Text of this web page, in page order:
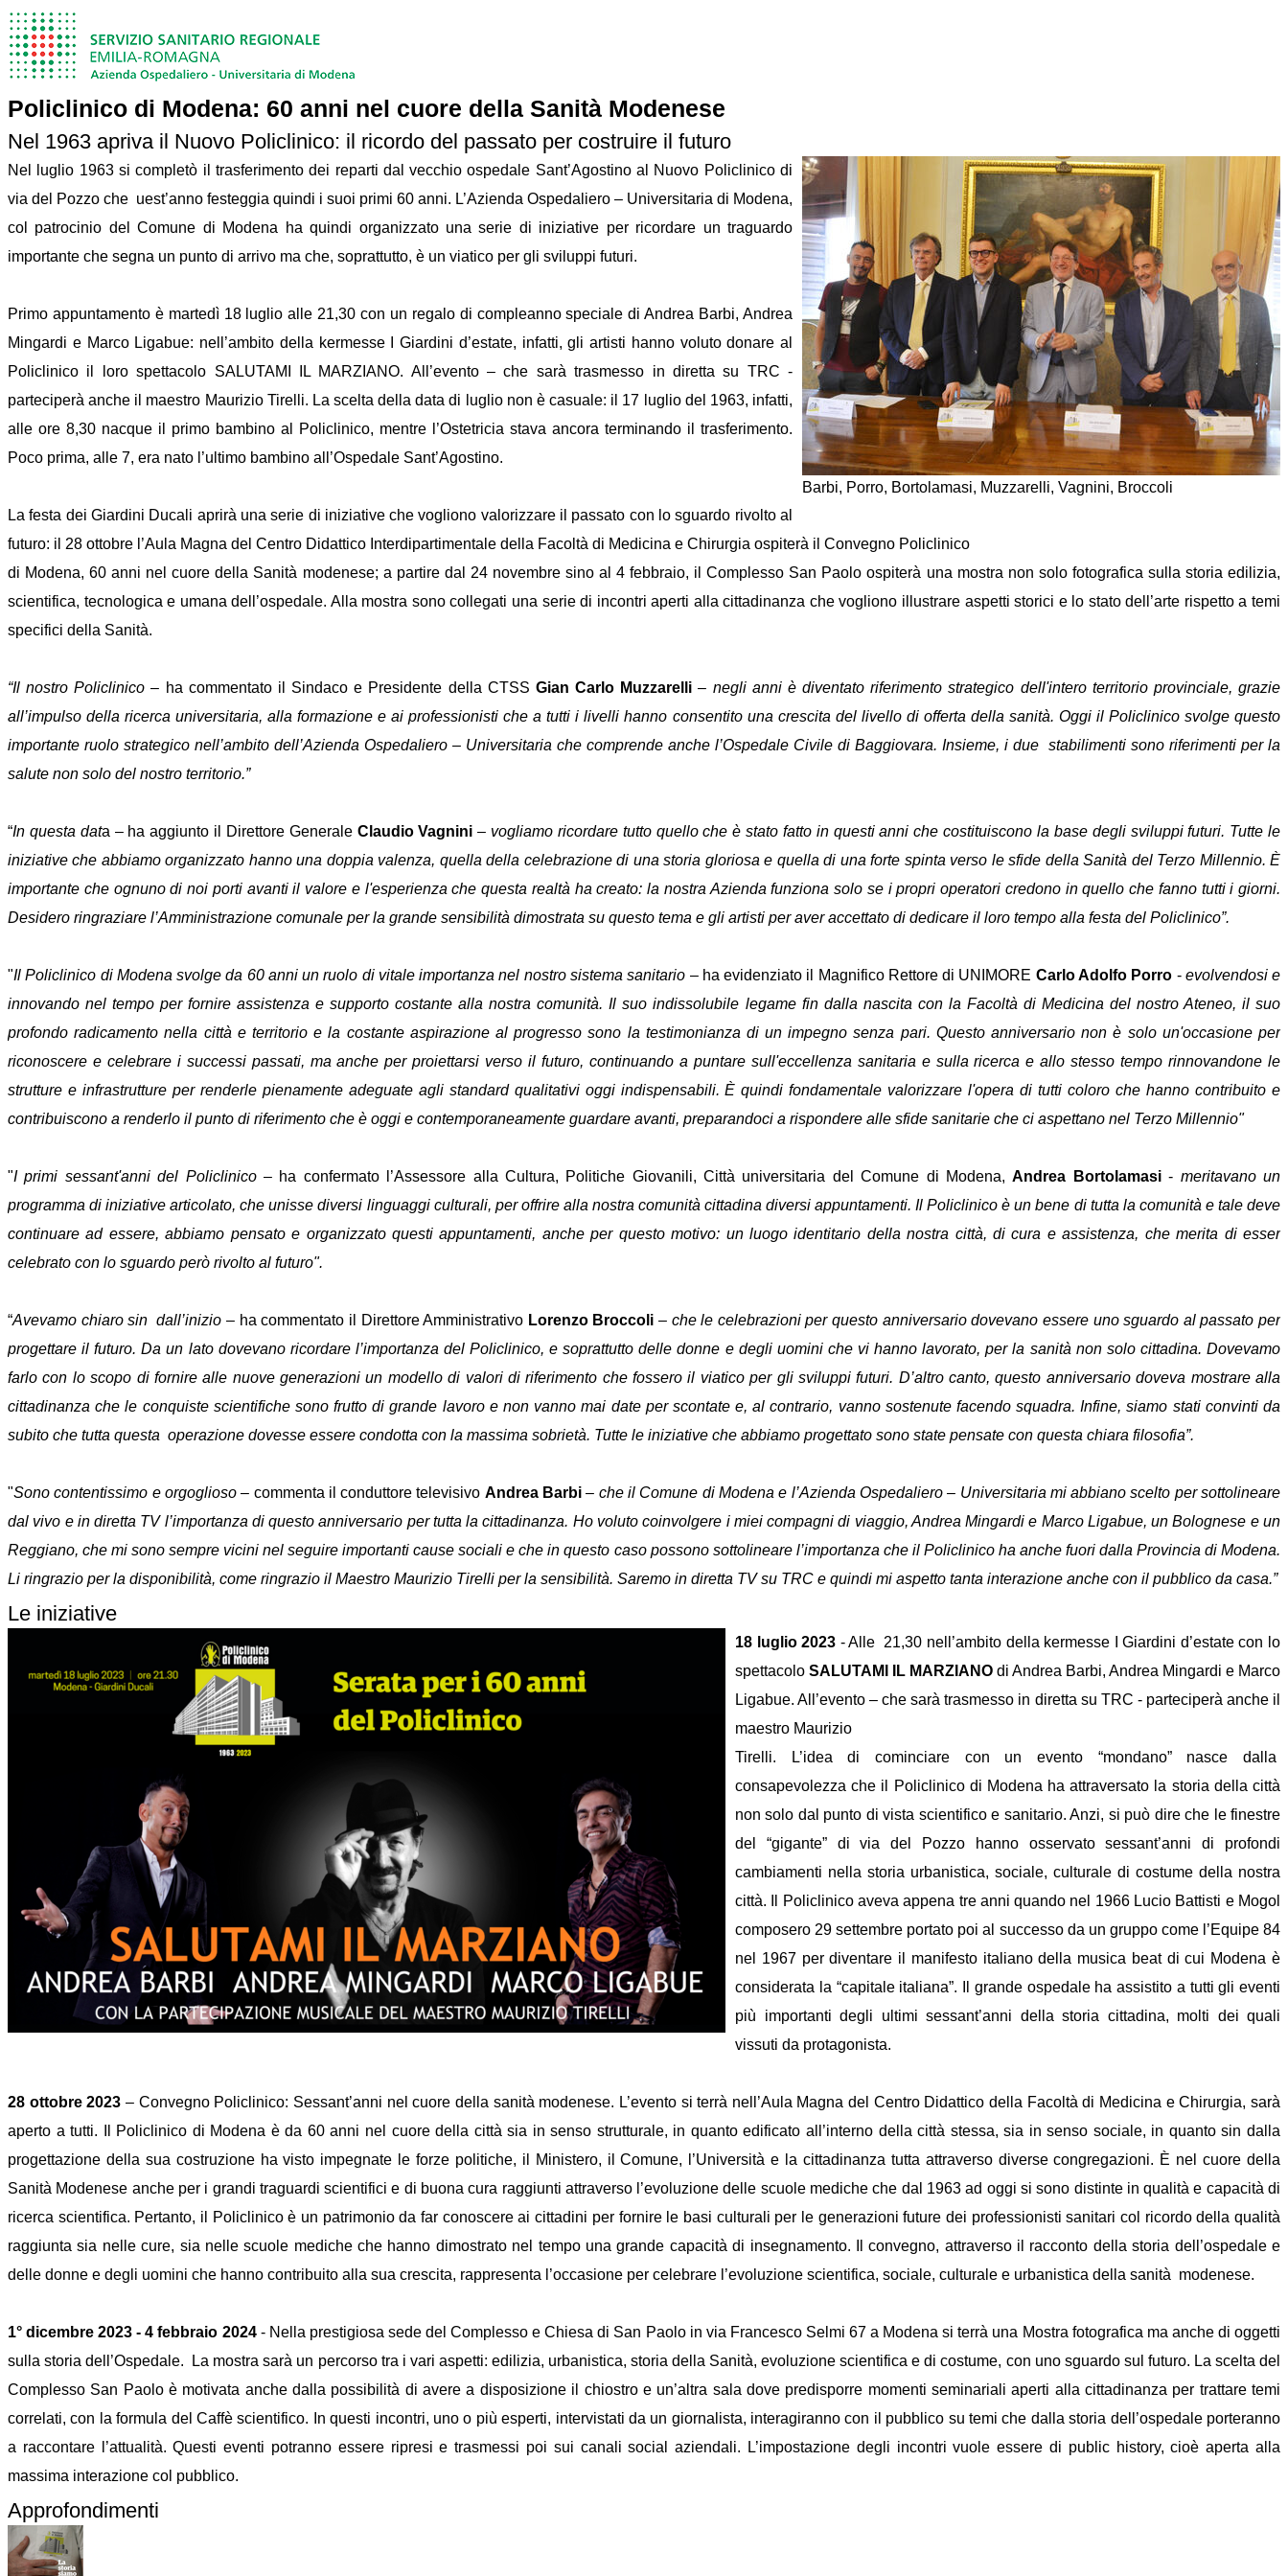
Policlinico di Modena: 60 anni nel cuore della Sanità Modenese
Nel 1963 apriva il Nuovo Policlinico: il ricordo del passato per costruire il futuro
Barbi, Porro, Bortolamasi, Muzzarelli, Vagnini, Broccoli
Nel luglio 1963 si completò il trasferimento dei reparti dal vecchio ospedale Sant’Agostino al Nuovo Policlinico di
via del Pozzo che uest’anno festeggia quindi i suoi primi 60 anni. L’Azienda Ospedaliero – Universitaria di Modena,
col patrocinio del Comune di Modena ha quindi organizzato una serie di iniziative per ricordare un traguardo
importante che segna un punto di arrivo ma che, soprattutto, è un viatico per gli sviluppi futuri.
Primo appuntamento è martedì 18 luglio alle 21,30 con un regalo di compleanno speciale di Andrea Barbi, Andrea
Mingardi e Marco Ligabue: nell’ambito della kermesse I Giardini d’estate, infatti, gli artisti hanno voluto donare al
Policlinico il loro spettacolo SALUTAMI IL MARZIANO. All’evento – che sarà trasmesso in diretta su TRC -
parteciperà anche il maestro Maurizio Tirelli. La scelta della data di luglio non è casuale: il 17 luglio del 1963, infatti,
alle ore 8,30 nacque il primo bambino al Policlinico, mentre l’Ostetricia stava ancora terminando il trasferimento.
Poco prima, alle 7, era nato l’ultimo bambino all’Ospedale Sant’Agostino.
La festa dei Giardini Ducali aprirà una serie di iniziative che vogliono valorizzare il passato con lo sguardo rivolto al
futuro: il 28 ottobre l’Aula Magna del Centro Didattico Interdipartimentale della Facoltà di Medicina e Chirurgia ospiterà il Convegno Policlinico
di Modena, 60 anni nel cuore della Sanità modenese; a partire dal 24 novembre sino al 4 febbraio, il Complesso San Paolo ospiterà una mostra non solo fotografica sulla storia edilizia,
scientifica, tecnologica e umana dell’ospedale. Alla mostra sono collegati una serie di incontri aperti alla cittadinanza che vogliono illustrare aspetti storici e lo stato dell’arte rispetto a temi
specifici della Sanità.
“Il nostro Policlinico – ha commentato il Sindaco e Presidente della CTSS Gian Carlo Muzzarelli– negli anni è diventato riferimento strategico dell'intero territorio provinciale, grazie
all’impulso della ricerca universitaria, alla formazione e ai professionisti che a tutti i livelli hanno consentito una crescita del livello di offerta della sanità. Oggi il Policlinico svolge questo
importante ruolo strategico nell’ambito dell’Azienda Ospedaliero – Universitaria che comprende anche l’Ospedale Civile di Baggiovara. Insieme, i due stabilimenti sono riferimenti per la
salute non solo del nostro territorio.”
“In questa data – ha aggiunto il Direttore Generale Claudio Vagnini – vogliamo ricordare tutto quello che è stato fatto in questi anni che costituiscono la base degli sviluppi futuri. Tutte le
iniziative che abbiamo organizzato hanno una doppia valenza, quella della celebrazione di una storia gloriosa e quella di una forte spinta verso le sfide della Sanità del Terzo Millennio. È
importante che ognuno di noi porti avanti il valore e l'esperienza che questa realtà ha creato: la nostra Azienda funziona solo se i propri operatori credono in quello che fanno tutti i giorni.
Desidero ringraziare l’Amministrazione comunale per la grande sensibilità dimostrata su questo tema e gli artisti per aver accettato di dedicare il loro tempo alla festa del Policlinico”.
"Il Policlinico di Modena svolge da 60 anni un ruolo di vitale importanza nel nostro sistema sanitario – ha evidenziato il Magnifico Rettore di UNIMORE Carlo Adolfo Porro - evolvendosi e
innovando nel tempo per fornire assistenza e supporto costante alla nostra comunità. Il suo indissolubile legame fin dalla nascita con la Facoltà di Medicina del nostro Ateneo, il suo
profondo radicamento nella città e territorio e la costante aspirazione al progresso sono la testimonianza di un impegno senza pari. Questo anniversario non è solo un'occasione per
riconoscere e celebrare i successi passati, ma anche per proiettarsi verso il futuro, continuando a puntare sull'eccellenza sanitaria e sulla ricerca e allo stesso tempo rinnovandone le
strutture e infrastrutture per renderle pienamente adeguate agli standard qualitativi oggi indispensabili. È quindi fondamentale valorizzare l'opera di tutti coloro che hanno contribuito e
contribuiscono a renderlo il punto di riferimento che è oggi e contemporaneamente guardare avanti, preparandoci a rispondere alle sfide sanitarie che ci aspettano nel Terzo Millennio"
"I primi sessant'anni del Policlinico– ha confermato l’Assessore alla Cultura, Politiche Giovanili, Città universitaria del Comune di Modena,Andrea Bortolamasi- meritavano un
programma di iniziative articolato, che unisse diversi linguaggi culturali, per offrire alla nostra comunità cittadina diversi appuntamenti. Il Policlinico è un bene di tutta la comunità e tale deve
continuare ad essere, abbiamo pensato e organizzato questi appuntamenti, anche per questo motivo: un luogo identitario della nostra città, di cura e assistenza, che merita di esser
celebrato con lo sguardo però rivolto al futuro".
“Avevamo chiaro sin dall’inizio– ha commentato il Direttore Amministrativo Lorenzo Broccoli– che le celebrazioni per questo anniversario dovevano essere uno sguardo al passato per
progettare il futuro. Da un lato dovevano ricordare l’importanza del Policlinico, e soprattutto delle donne e degli uomini che vi hanno lavorato, per la sanità non solo cittadina. Dovevamo
farlo con lo scopo di fornire alle nuove generazioni un modello di valori di riferimento che fossero il viatico per gli sviluppi futuri. D’altro canto, questo anniversario doveva mostrare alla
cittadinanza che le conquiste scientifiche sono frutto di grande lavoro e non vanno mai date per scontate e, al contrario, vanno sostenute facendo squadra. Infine, siamo stati convinti da
subito che tutta questa operazione dovesse essere condotta con la massima sobrietà. Tutte le iniziative che abbiamo progettato sono state pensate con questa chiara filosofia”.
"Sono contentissimo e orgoglioso– commenta il conduttore televisivo Andrea Barbi– che il Comune di Modena e l’Azienda Ospedaliero – Universitaria mi abbiano scelto per sottolineare
dal vivo e in diretta TV l’importanza di questo anniversario per tutta la cittadinanza. Ho voluto coinvolgere i miei compagni di viaggio, Andrea Mingardi e Marco Ligabue, un Bolognese e un
Reggiano, che mi sono sempre vicini nel seguire importanti cause sociali e che in questo caso possono sottolineare l’importanza che il Policlinico ha anche fuori dalla Provincia di Modena.
Li ringrazio per la disponibilità, come ringrazio il Maestro Maurizio Tirelli per la sensibilità. Saremo in diretta TV su TRC e quindi mi aspetto tanta interazione anche con il pubblico da casa.”
Le iniziative
18 luglio 2023 - Alle 21,30 nell’ambito della kermesse I Giardini d’estate con lo
spettacolo SALUTAMI IL MARZIANO di Andrea Barbi, Andrea Mingardi e Marco
Ligabue. All’evento – che sarà trasmesso in diretta su TRC - parteciperà anche il
maestro Maurizio
Tirelli. L’idea di cominciare con un evento “mondano” nasce dalla
consapevolezza che il Policlinico di Modena ha attraversato la storia della città
non solo dal punto di vista scientifico e sanitario. Anzi, si può dire che le finestre
del “gigante” di via del Pozzo hanno osservato sessant’anni di profondi
cambiamenti nella storia urbanistica, sociale, culturale di costume della nostra
città. Il Policlinico aveva appena tre anni quando nel 1966 Lucio Battisti e Mogol
composero 29 settembre portato poi al successo da un gruppo come l’Equipe 84
nel 1967 per diventare il manifesto italiano della musica beat di cui Modena è
considerata la “capitale italiana”. Il grande ospedale ha assistito a tutti gli eventi
più importanti degli ultimi sessant’anni della storia cittadina, molti dei quali
vissuti da protagonista.
28 ottobre 2023 – Convegno Policlinico: Sessant’anni nel cuore della sanità modenese. L’evento si terrà nell’Aula Magna del Centro Didattico della Facoltà di Medicina e Chirurgia, sarà
aperto a tutti. Il Policlinico di Modena è da 60 anni nel cuore della città sia in senso strutturale, in quanto edificato all’interno della città stessa, sia in senso sociale, in quanto sin dalla
progettazione della sua costruzione ha visto impegnate le forze politiche, il Ministero, il Comune, l’Università e la cittadinanza tutta attraverso diverse congregazioni. È nel cuore della
Sanità Modenese anche per i grandi traguardi scientifici e di buona cura raggiunti attraverso l’evoluzione delle scuole mediche che dal 1963 ad oggi si sono distinte in qualità e capacità di
ricerca scientifica. Pertanto, il Policlinico è un patrimonio da far conoscere ai cittadini per fornire le basi culturali per le generazioni future dei professionisti sanitari col ricordo della qualità
raggiunta sia nelle cure, sia nelle scuole mediche che hanno dimostrato nel tempo una grande capacità di insegnamento. Il convegno, attraverso il racconto della storia dell’ospedale e
delle donne e degli uomini che hanno contribuito alla sua crescita, rappresenta l’occasione per celebrare l’evoluzione scientifica, sociale, culturale e urbanistica della sanità modenese.
1° dicembre 2023 - 4 febbraio 2024- Nella prestigiosa sede del Complesso e Chiesa di San Paolo in via Francesco Selmi 67 a Modena si terrà una Mostra fotografica ma anche di oggetti
sulla storia dell’Ospedale. La mostra sarà un percorso tra i vari aspetti: edilizia, urbanistica, storia della Sanità, evoluzione scientifica e di costume, con uno sguardo sul futuro. La scelta del
Complesso San Paolo è motivata anche dalla possibilità di avere a disposizione il chiostro e un’altra sala dove predisporre momenti seminariali aperti alla cittadinanza per trattare temi
correlati, con la formula del Caffè scientifico. In questi incontri, uno o più esperti, intervistati da un giornalista, interagiranno con il pubblico su temi che dalla storia dell’ospedale porteranno
a raccontare l’attualità. Questi eventi potranno essere ripresi e trasmessi poi sui canali social aziendali. L’impostazione degli incontri vuole essere di public history, cioè aperta alla
massima interazione col pubblico.
Approfondimenti